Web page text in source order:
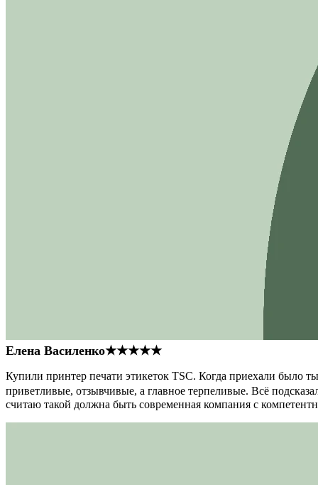
Елена Василенко★★★★★
Купили принтер печати этикеток TSC. Когда приехали было
приветливые, отзывчивые, а главное терпеливые. Всё
считаю такой должна быть современная компания с